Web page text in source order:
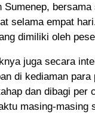
Sumenep,
selama empat
dimiliki oleh
juga secara
di kediaman para
dan dibagi per
masing-masing